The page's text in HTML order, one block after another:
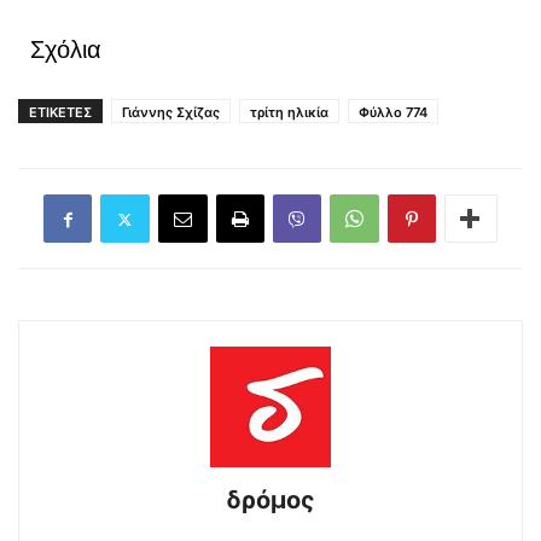
Σχόλια
ΕΤΙΚΕΤΕΣ Γιάννης Σχίζας τρίτη ηλικία Φύλλο 774
δρόμος